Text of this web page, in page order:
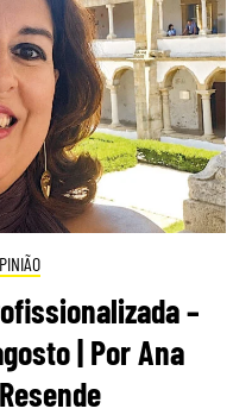
–
| Por Ana